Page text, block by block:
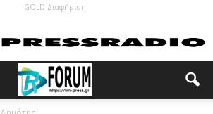
GOLD Διαφήμιση